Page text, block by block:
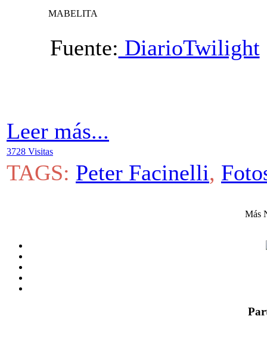
MABELITA
Fuente: DiarioTwilight
Leer más...
3728 Visitas
TAGS: Peter Facinelli,
Más